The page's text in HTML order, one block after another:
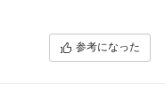
参考になった